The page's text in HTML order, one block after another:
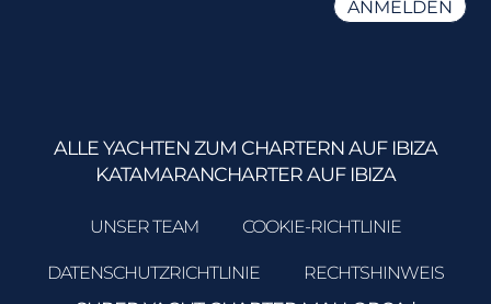
ALLE YACHTEN ZUM CHARTERN AUF IBIZA
KATAMARANCHARTER AUF IBIZA
UNSER TEAM COOKIE-RICHTLINIE
DATENSCHUTZRICHTLINIE RECHTSHINWEIS